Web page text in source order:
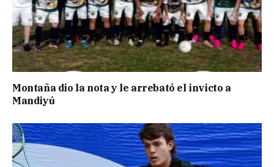
Montaña dio la nota y le arrebató el invicto a
Mandiyú